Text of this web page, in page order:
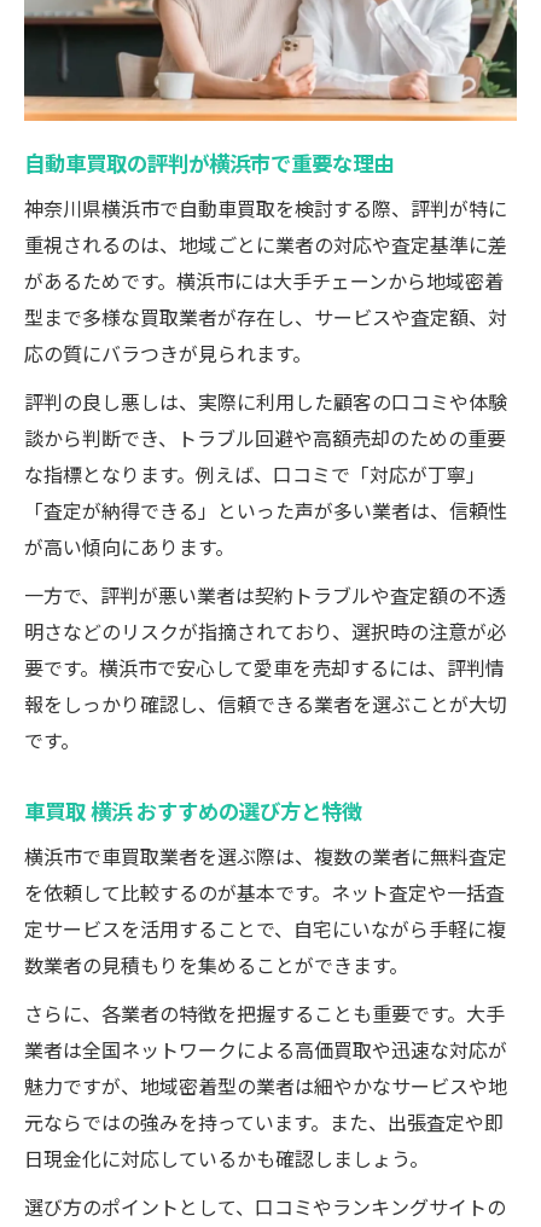
自動車買取一括査定で査定額アップを狙う
車買取査定の比較が高額売却の近道
自動車買取相場表を使った賢い価格交渉術
自動車買取の高額売却事例と成功パターン
評判から見る安心できる自動車買取とは
自動車買取の安心材料は評判と口コミが鍵
信頼できる自動車買取業者の見つけ方
評判悪い自動車買取を避けるチェックポイ
トラブル回避のための自動車買取選び方
自動車買取で安心取引を実現する工夫
人気の自動車買取方法を横浜市で解き明かす
自動車買取で注目される人気の売却方法と
車買取一括査定を活用したメリットと注意
点
出張査定が増える自動車買取の利便性
自動車買取で失敗しないための注意点まとめ
自動車買取でよくあるトラブルの傾向
評判悪い自動車買取の手口を知る重要性
売却前に確認すべき自動車買取のポイント
車買取一括査定利用時の注意点と対策
自動車買取契約時の見落としやすい落とし
穴
自動車買取の評判が横浜市で重要な理由
神奈川県横浜市で自動車買取を検討する際、評判が特に
重視されるのは、地域ごとに業者の対応や査定基準に差
があるためです。横浜市には大手チェーンから地域密着
型まで多様な買取業者が存在し、サービスや査定額、対
応の質にバラつきが見られます。
評判の良し悪しは、実際に利用した顧客の口コミや体験
談から判断でき、トラブル回避や高額売却のための重要
な指標となります。例えば、口コミで「対応が丁寧」
「査定が納得できる」といった声が多い業者は、信頼性
が高い傾向にあります。
一方で、評判が悪い業者は契約トラブルや査定額の不透
明さなどのリスクが指摘されており、選択時の注意が必
要です。横浜市で安心して愛車を売却するには、評判情
報をしっかり確認し、信頼できる業者を選ぶことが大切
です。
車買取 横浜 おすすめの選び方と特徴
横浜市で車買取業者を選ぶ際は、複数の業者に無料査定
を依頼して比較するのが基本です。ネット査定や一括査
定サービスを活用することで、自宅にいながら手軽に複
数業者の見積もりを集めることができます。
さらに、各業者の特徴を把握することも重要です。大手
業者は全国ネットワークによる高価買取や迅速な対応が
魅力ですが、地域密着型の業者は細やかなサービスや地
元ならではの強みを持っています。また、出張査定や即
日現金化に対応しているかも確認しましょう。
選び方のポイントとして、口コミやランキングサイトの